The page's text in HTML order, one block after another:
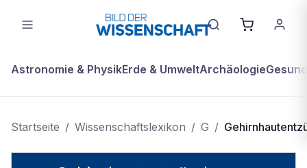
Astronomie & PhysikErde & UmweltArchäologie
Startseite / Wissenschaftslexikon / G /